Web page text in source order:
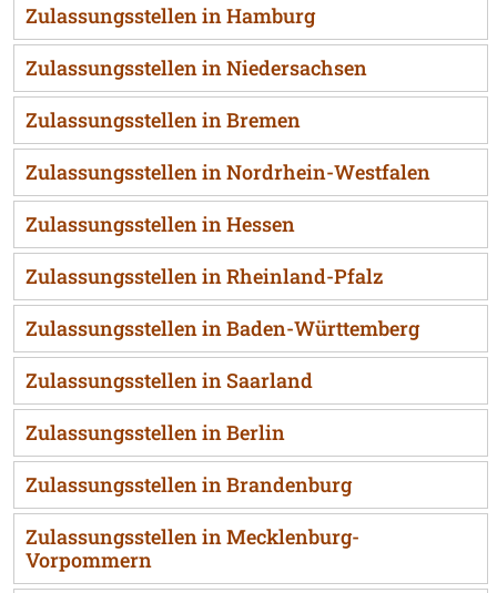
Zulassungsstellen in Hamburg
Zulassungsstellen in Niedersachsen
Zulassungsstellen in Bremen
Zulassungsstellen in Nordrhein-Westfalen
Zulassungsstellen in Hessen
Zulassungsstellen in Rheinland-Pfalz
Zulassungsstellen in Baden-Württemberg
Zulassungsstellen in Saarland
Zulassungsstellen in Berlin
Zulassungsstellen in Brandenburg
Zulassungsstellen in Mecklenburg-
Vorpommern